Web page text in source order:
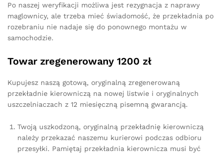
Po naszej weryfikacji możliwa jest rezygnacja z naprawy
maglownicy, ale trzeba mieć świadomość, że przekładnia po
rozebraniu nie nadaje się do ponownego montażu w
samochodzie.
Towar zregenerowany 1200 zł
Kupujesz naszą gotową, oryginalną zregenerowaną
przekładnie kierowniczą na nowej listwie i oryginalnych
uszczelniaczach z 12 miesięczną pisemną gwarancją.
Twoją uszkodzoną, oryginalną przekładnię kierowniczą
należy przekazać naszemu kurierowi podczas odbioru
przesyłki. Pamiętaj przekładnia kierownicza musi być